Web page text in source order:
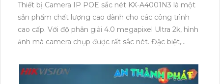
Thiết bị Camera IP POE sắc nét KX-A4001N3 là một
sản phẩm chất lượng cao dành cho các công trình
cao cấp. Với độ phân giải 4.0 megapixel Ultra 2k, hình
ảnh mà camera chụp được rất sắc nét. Đặc biệt,
IR, cho phép quan sát ban đêm với khoảng cách lên
đến 30m và hình ảnh vẫn rõ nét. Loại camera này có